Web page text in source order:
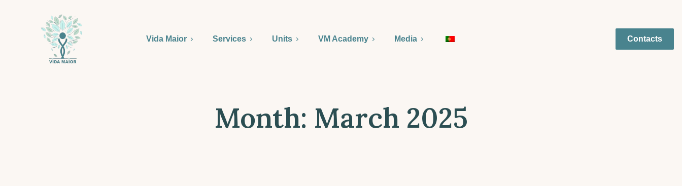
Vida Maior Services Units VM Academy Media Contacts
Month: March 2025